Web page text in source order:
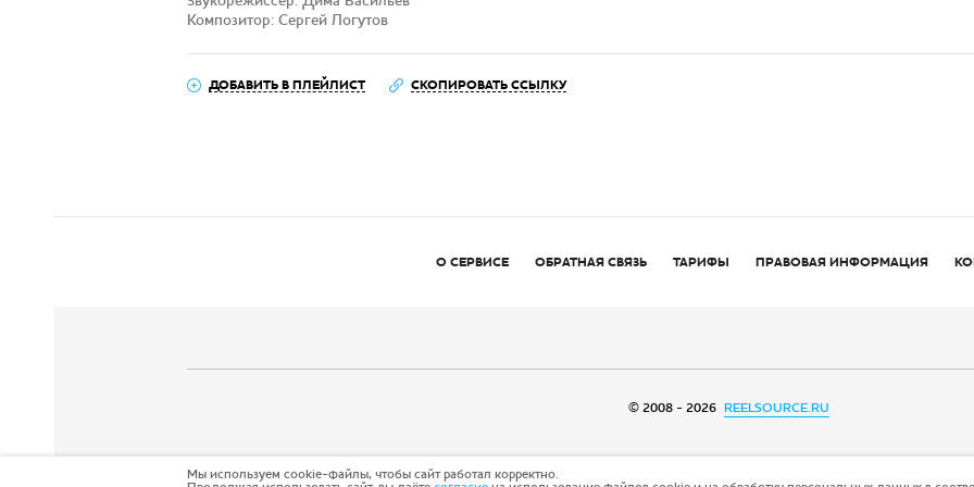
Композитор: Сергей Логутов
ДОБАВИТЬ В ПЛЕЙЛИСТ СКОПИРОВАТЬ ССЫЛКУ
О СЕРВИСЕ ОБРАТНАЯ СВЯЗЬ ТАРИФЫ ПРАВОВАЯ ИНФОРМАЦИЯ
© 2008 - 2026 REELSOURCE.RU
Мы используем cookie-файлы, чтобы сайт работал корректно.